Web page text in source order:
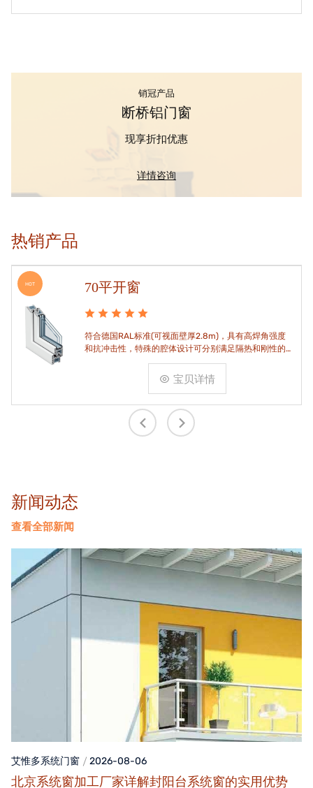
销冠产品
断桥铝门窗
现享折扣优惠
详情咨询
热销产品
HOT 70平开窗
符合德国RAL标准(可视面壁厚2.8m)，具有高焊角强度
和抗冲击性，特殊的腔体设计可分别满足隔热和刚性的
宝贝详情
新闻动态
查看全部新闻
艾惟多系统门窗 2026-08-06
北京系统窗加工厂家详解封阳台系统窗的实用优势